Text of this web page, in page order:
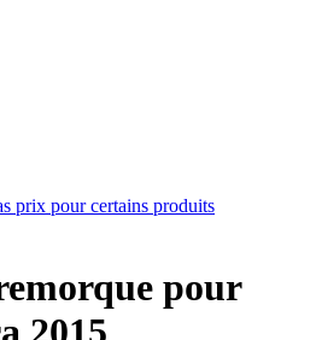
prix pour certains produits
pour